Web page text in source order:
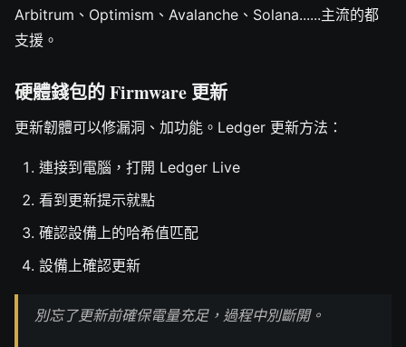
Arbitrum、Optimism、Avalanche、Solana......主流的都
支援。
硬體錢包的 Firmware 更新
更新韌體可以修漏洞、加功能。Ledger 更新方法：
連接到電腦，打開 Ledger Live
看到更新提示就點
確認設備上的哈希值匹配
設備上確認更新
別忘了更新前確保電量充足，過程中別斷開。